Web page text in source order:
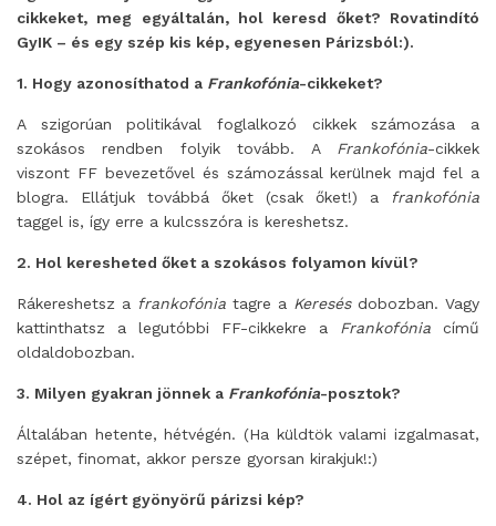
cikkeket, meg egyáltalán, hol keresd őket? Rovatindító
GyIK – és egy szép kis kép, egyenesen Párizsból:).
1. Hogy azonosíthatod a Frankofónia-cikkeket?
A szigorúan politikával foglalkozó cikkek számozása a
szokásos rendben folyik tovább. A
Frankofónia-cikkek
viszont FF bevezetővel és számozással kerülnek majd fel a
blogra. Ellátjuk továbbá őket (csak őket!) a
frankofónia
taggel is, így erre a kulcsszóra is kereshetsz.
2. Hol keresheted őket a szokásos folyamon kívül?
Rákereshetsz a frankofónia tagre a Keresésdobozban. Vagy
kattinthatsz a legutóbbi FF-cikkekre a
Frankofónia című
oldaldobozban.
3. Milyen gyakran jönnek a Frankofónia-posztok?
Általában hetente, hétvégén. (Ha küldtök valami izgalmasat,
szépet, finomat, akkor persze gyorsan kirakjuk!:)
4. Hol az ígért gyönyörű párizsi kép?